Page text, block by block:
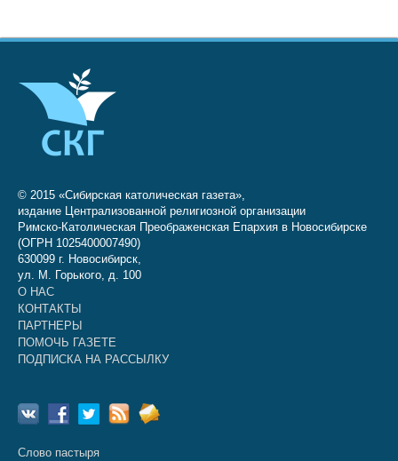
© 2015 «Сибирская католическая газета»,
издание Централизованной религиозной организации
Римско-Католическая Преображенская Епархия в Новосибирске
(ОГРН 1025400007490)
630099 г. Новосибирск,
ул. М. Горького, д. 100
О НАС
КОНТАКТЫ
ПАРТНЕРЫ
ПОМОЧЬ ГАЗЕТЕ
ПОДПИСКА НА РАССЫЛКУ
Слово пастыря